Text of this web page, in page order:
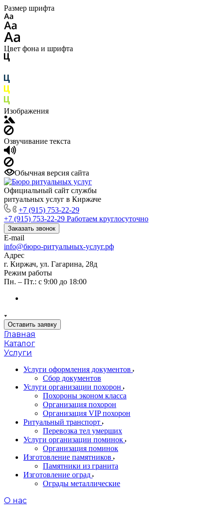
Размер шрифта
Цвет фона и шрифта
Изображения
Озвучивание текста
Обычная версия сайта
Официальный сайт службы
ритуальных услуг в Киржаче
+7 (915) 753-22-29
+7 (915) 753-22-29 Работаем круглосуточно
Заказать звонок
E-mail
info@бюро-ритуальных-услуг.рф
Адрес
г. Киржач, ул. Гагарина, 28д
Режим работы
Пн. – Пт.: с 9:00 до 18:00
Оставить заявку
Главная
Каталог
Услуги
Услуги оформления документов
Сбор документов
Услуги организации похорон
Похороны эконом класса
Организация похорон
Организация VIP похорон
Ритуальный транспорт
Перевозка тел умерших
Услуги организации поминок
Организация поминок
Изготовление памятников
Памятники из гранита
Изготовление оград
Ограды металлические
О нас